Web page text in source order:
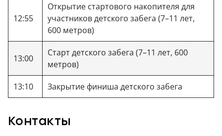
12:55
Открытие стартового накопителя для
участников детского забега (7–11 лет,
600 метров)
13:00
Старт детского забега (7–11 лет, 600
метров)
13:10 Закрытие финиша детского забега
Контакты